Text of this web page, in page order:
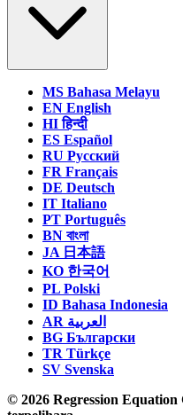
MS Bahasa Melayu
EN English
HIहिन्दी
ES Español
RU Русский
FR Français
DE Deutsch
IT Italiano
PT Português
BN বাংলা
JA 日本語
KO 한국어
PL Polski
ID Bahasa Indonesia
AR العربية
BG Български
TR Türkçe
SV Svenska
© 2026 Regression